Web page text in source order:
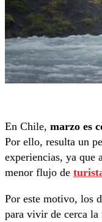
En Chile, marzo es
Por ello, resulta un
experiencias, ya que
menor flujo de
Por este motivo, los
para vivir de cerca la